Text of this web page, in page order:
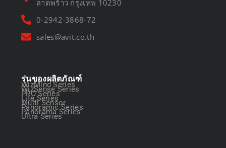
ลาดพร้าว กรุงเทพ 10230
0-2942-3868-72
sales@avit.co.th
รุ่นของผลิตภัณฑ์
WizMind Series
WizSense Series
PRO Series
Lite Series
Multi Sensor
Panoramic Series
Panorama Series
Ultra Series